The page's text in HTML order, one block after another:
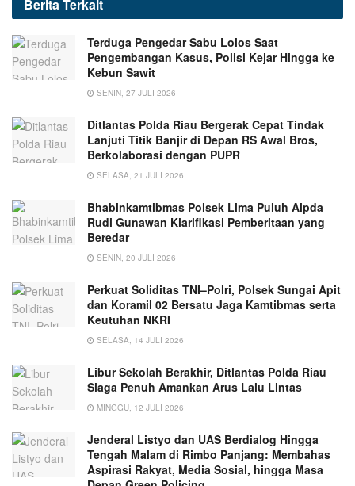
BeritaTerkait
Terduga Pengedar Sabu Lolos Saat
Pengembangan Kasus, Polisi Kejar Hingga ke
Kebun Sawit
SENIN, 27 JULI 2026
Ditlantas Polda Riau Bergerak Cepat Tindak
Lanjuti Titik Banjir di Depan RS Awal Bros,
Berkolaborasi dengan PUPR
SELASA, 21 JULI 2026
Bhabinkamtibmas Polsek Lima Puluh Aipda
Rudi Gunawan Klarifikasi Pemberitaan yang
Beredar
SENIN, 20 JULI 2026
Perkuat Soliditas TNI–Polri, Polsek Sungai Apit
dan Koramil 02 Bersatu Jaga Kamtibmas serta
Keutuhan NKRI
SELASA, 14 JULI 2026
Libur Sekolah Berakhir, Ditlantas Polda Riau
Siaga Penuh Amankan Arus Lalu Lintas
MINGGU, 12 JULI 2026
Jenderal Listyo dan UAS Berdialog Hingga
Tengah Malam di Rimbo Panjang: Membahas
Aspirasi Rakyat, Media Sosial, hingga Masa